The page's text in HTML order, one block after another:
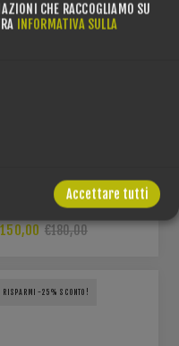
MARKER COMP 10 TCX
€180,00
RISPARMI -25% SCONTO!
CHE RACCOGLIAMO SU
INFORMATIVA SULLA
Accettare tutti